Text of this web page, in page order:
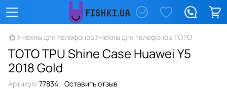
Чехлы для телефонов Чехлы для телефонов TOTO
TOTO TPU Shine Case Huawei Y5
2018 Gold
Артикул: 77834 Оставить отзыв